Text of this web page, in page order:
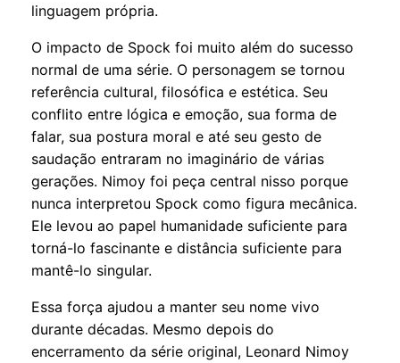
linguagem própria.
O impacto de Spock foi muito além do sucesso
normal de uma série. O personagem se tornou
referência cultural, filosófica e estética. Seu
conflito entre lógica e emoção, sua forma de
falar, sua postura moral e até seu gesto de
saudação entraram no imaginário de várias
gerações. Nimoy foi peça central nisso porque
nunca interpretou Spock como figura mecânica.
Ele levou ao papel humanidade suficiente para
torná-lo fascinante e distância suficiente para
mantê-lo singular.
Essa força ajudou a manter seu nome vivo
durante décadas. Mesmo depois do
encerramento da série original, Leonard Nimoy